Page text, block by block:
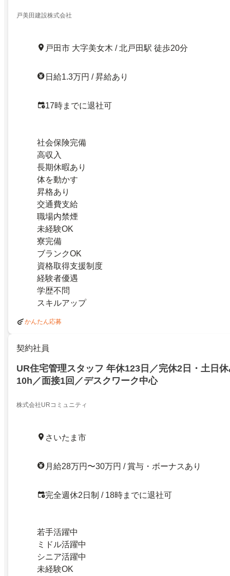
戸美田建設株式会社
戸田市 大字美女木 / 北戸田駅 徒歩20分
日給1.3万円 / 昇給あり
17時までに退社可
社会保険完備
高収入
長期休暇あり
体を動かす
昇格あり
交通費支給
職場内禁煙
未経験OK
寮完備
ブランクOK
資格取得支援制度
経験者優遇
学歴不問
スキルアップ
かんたん応募
契約社員
UR住宅管理スタッフ 年休123日／完休2日・土日
10h／面接1回／デスクワーク中心
株式会社URコミュニティ
さいたま市
月給28万円〜30万円 / 賞与・ボーナスあり
完全週休2日制 / 18時までに退社可
若手活躍中
ミドル活躍中
シニア活躍中
未経験OK